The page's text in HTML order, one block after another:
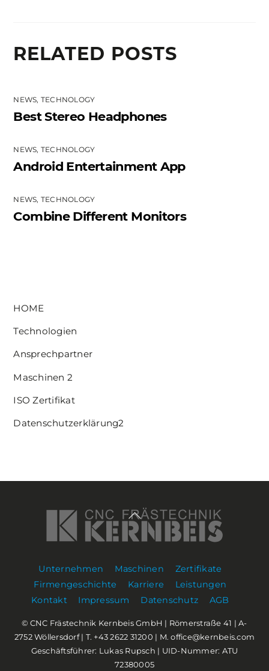
RELATED POSTS
NEWS, TECHNOLOGY
Best Stereo Headphones
NEWS, TECHNOLOGY
Android Entertainment App
NEWS, TECHNOLOGY
Combine Different Monitors
HOME
Technologien
Ansprechpartner
Maschinen 2
ISO Zertifikat
Datenschutzerklärung2
Back
To
Top
Unternehmen Maschinen
Zertifikate
Firmengeschichte
Karriere
Leistungen
Kontakt
Impressum Datenschutz AGB
© CNC Frästechnik Kernbeis GmbH | Römerstraße 41 | A-
2752 Wöllersdorf | T. +43 2622 31200 | M. office@kernbeis.com
Geschäftsführer: Lukas Rupsch | UID-Nummer: ATU
72380005